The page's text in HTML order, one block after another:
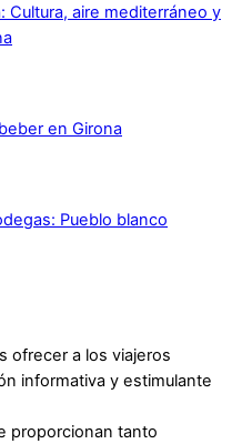
Cultura, aire mediterráneo y
en Girona
Pueblo blanco
ofrecer a los viajeros
informativa y estimulante
proporcionan tanto